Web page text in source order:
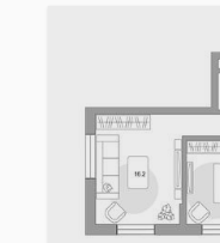
Коттеджные